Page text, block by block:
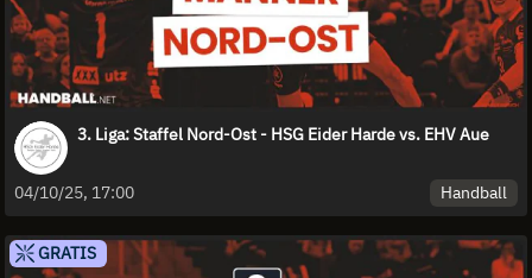
3. Liga: Staffel Nord-Ost - HSG Eider Harde vs. EHV Aue
04/10/25, 17:00 Handball
GRATIS